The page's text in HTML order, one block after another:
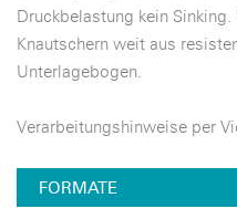
Druckbelastung kein
Knautschern weit aus
Unterlagebogen.
Verarbeitungshinweise per
FORMATE